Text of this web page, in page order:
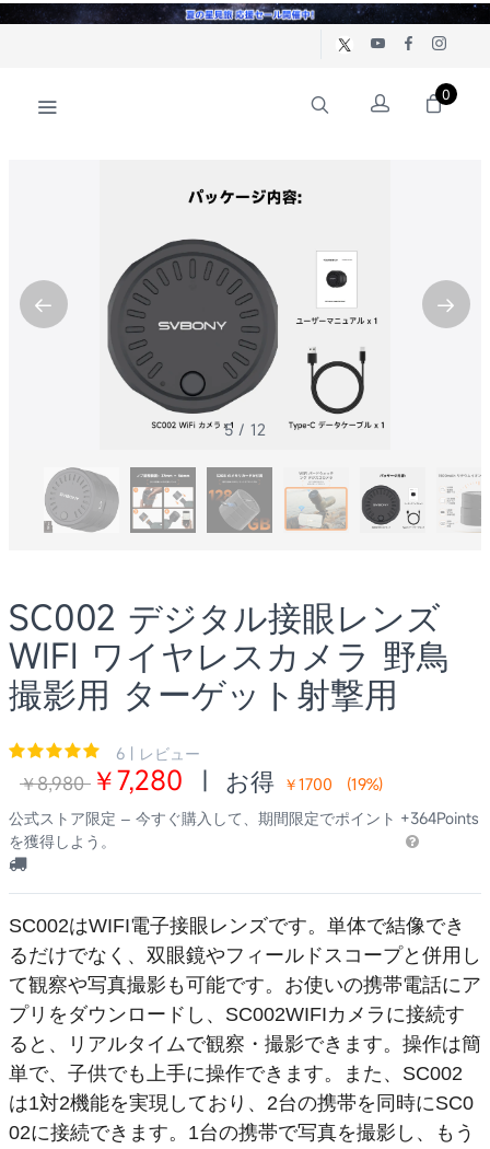
0
5 / 12
SC002 デジタル接眼レンズ
WIFI ワイヤレスカメラ 野鳥
撮影用 ターゲット射撃用
6 | レビュー
￥8,980 ￥7,280 | お得 ￥1700 (19%)
公式ストア限定 – 今すぐ購入して、期間限定でポイント
を獲得しよう。
+364Points
SC002はWIFI電子接眼レンズです。単体で結像でき
るだけでなく、双眼鏡やフィールドスコープと併用し
て観察や写真撮影も可能です。お使いの携帯電話にア
プリをダウンロードし、SC002WIFIカメラに接続す
ると、リアルタイムで観察・撮影できます。操作は簡
単で、子供でも上手に操作できます。また、SC002
は1対2機能を実現しており、2台の携帯を同時にSC0
02に接続できます。1台の携帯で写真を撮影し、もう